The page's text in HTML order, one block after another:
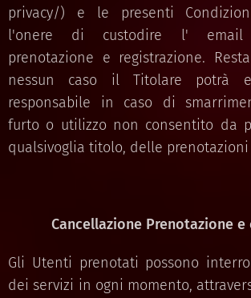
privacy/) e le presenti
l'onere di custodire l' email
prenotazione e registrazione.
nessun caso il Titolare potrà
responsabile in caso di
furto o utilizzo non consentito da
qualsivoglia titolo, delle
Cancellazione Prenotazione e
Gli Utenti prenotati possono
dei servizi in ogni momento,